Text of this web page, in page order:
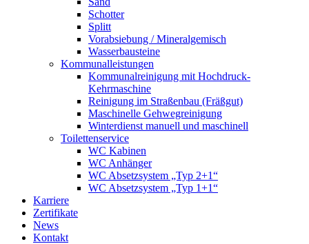
Schotter
Splitt
Vorabsiebung / Mineralgemisch
Wasserbausteine
Kommunalleistungen
Kommunalreinigung mit Hochdruck-
Kehrmaschine
Reinigung im Straßenbau (Fräßgut)
Maschinelle Gehwegreinigung
Winterdienst manuell und maschinell
Toilettenservice
WC Kabinen
WC Anhänger
WC Absetzsystem „Typ 2+1“
WC Absetzsystem „Typ 1+1“
Karriere
Zertifikate
News
Kontakt